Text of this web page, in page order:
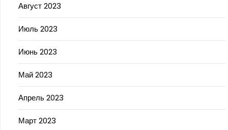
Август 2023
Июль 2023
Июнь 2023
Май 2023
Апрель 2023
Март 2023